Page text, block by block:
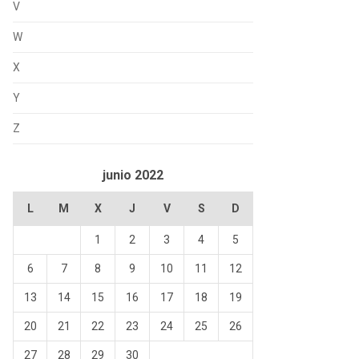
V
W
X
Y
Z
junio 2022
L M X J V S D
1 2 3 4 5
6 7 8 9 10 11 12
13 14 15 16 17 18 19
20 21 22 23 24 25 26
27 28 29 30